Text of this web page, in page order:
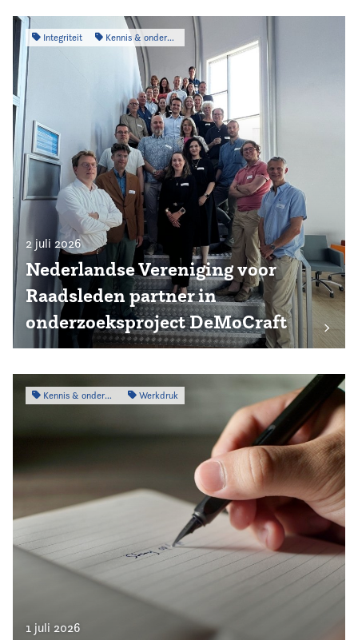
Integriteit Kennis & onderzoek
2 juli 2026
Nederlandse Vereniging voor
Raadsleden partner in
onderzoeksproject DeMoCraft
Kennis & onderzoek Werkdruk
1 juli 2026